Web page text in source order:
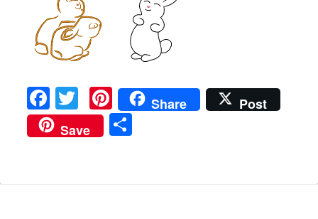
F
a
c
T
w
it
Pi
n
te
Share
Post
Save